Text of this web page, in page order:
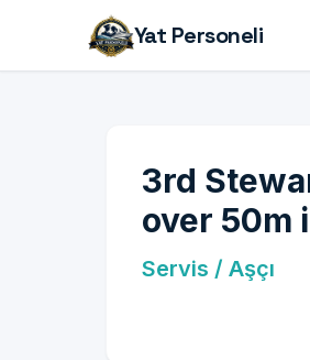
Yat Personeli
3rd
over 50m
Servis / Aşçı